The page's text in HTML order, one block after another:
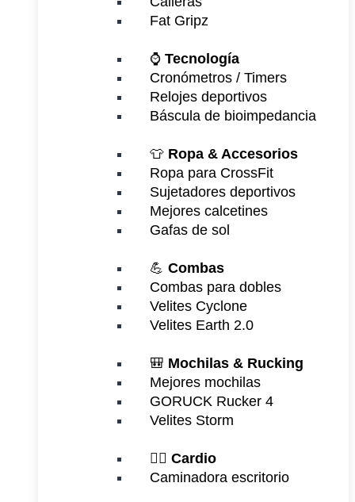
Fat Gripz
⌚ Tecnología
Cronómetros / Timers
Relojes deportivos
Báscula de bioimpedancia
👕 Ropa & Accesorios
Ropa para CrossFit
Sujetadores deportivos
Mejores calcetines
Gafas de sol
💪 Combas
Combas para dobles
Velites Cyclone
Velites Earth 2.0
🎒 Mochilas & Rucking
Mejores mochilas
GORUCK Rucker 4
Velites Storm
🏃‍♂️ Cardio
Caminadora escritorio